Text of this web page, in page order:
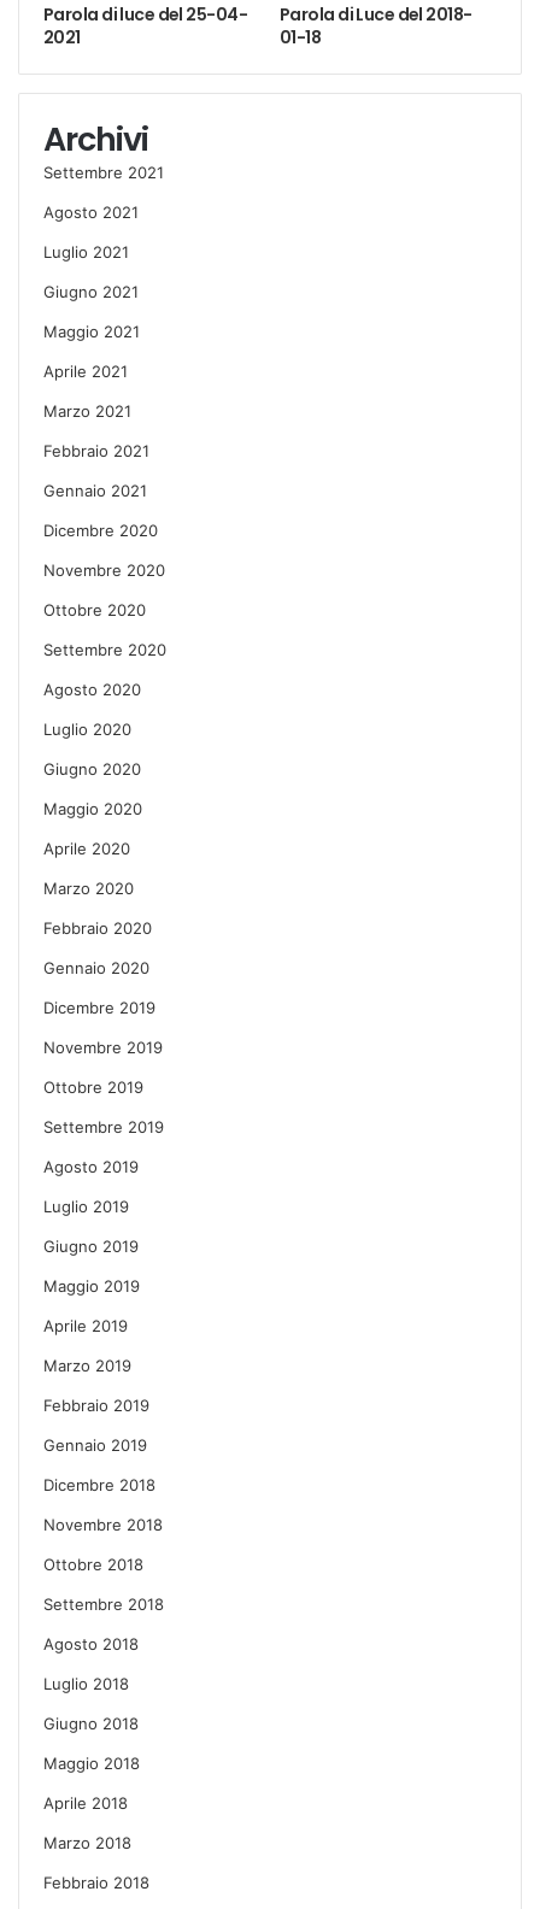
Parola di luce del 25-04-
2021
Parola di Luce del 2018-
01-18
Archivi
Settembre 2021
Agosto 2021
Luglio 2021
Giugno 2021
Maggio 2021
Aprile 2021
Marzo 2021
Febbraio 2021
Gennaio 2021
Dicembre 2020
Novembre 2020
Ottobre 2020
Settembre 2020
Agosto 2020
Luglio 2020
Giugno 2020
Maggio 2020
Aprile 2020
Marzo 2020
Febbraio 2020
Gennaio 2020
Dicembre 2019
Novembre 2019
Ottobre 2019
Settembre 2019
Agosto 2019
Luglio 2019
Giugno 2019
Maggio 2019
Aprile 2019
Marzo 2019
Febbraio 2019
Gennaio 2019
Dicembre 2018
Novembre 2018
Ottobre 2018
Settembre 2018
Agosto 2018
Luglio 2018
Giugno 2018
Maggio 2018
Aprile 2018
Marzo 2018
Febbraio 2018